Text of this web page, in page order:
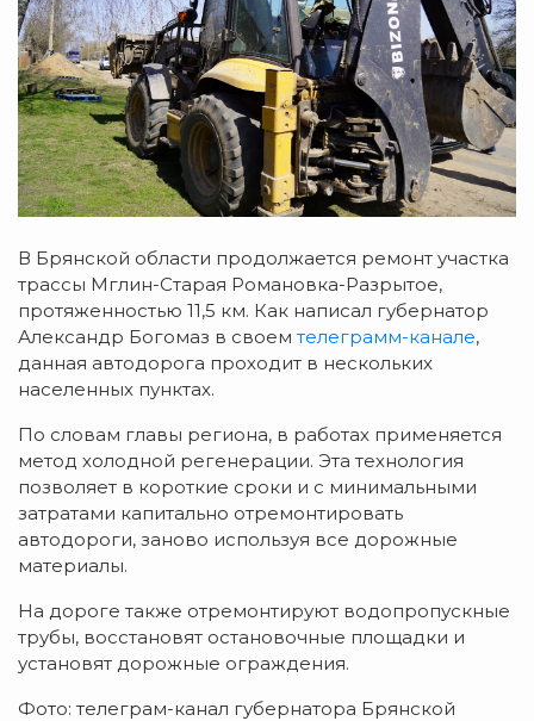
В Брянской области продолжается ремонт участка
трассы Мглин-Старая Романовка-Разрытое,
протяженностью 11,5 км. Как написал губернатор
Александр Богомаз в своемтелеграмм-канале,
данная автодорога проходит в нескольких
населенных пунктах.
По словам главы региона, в работах применяется
метод холодной регенерации. Эта технология
позволяет в короткие сроки и с минимальными
затратами капитально отремонтировать
автодороги, заново используя все дорожные
материалы.
На дороге также отремонтируют водопропускные
трубы, восстановят остановочные площадки и
установят дорожные ограждения.
Фото: телеграм-канал губернатора Брянской